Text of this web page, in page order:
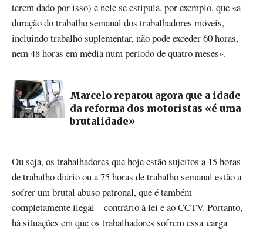
terem dado por isso) e nele se estipula, por exemplo, que «a
duração do trabalho semanal dos trabalhadores móveis,
incluindo trabalho suplementar, não pode exceder 60 horas,
nem 48 horas em média num período de quatro meses».
Marcelo reparou agora que a idade
da reforma dos motoristas «é uma
brutalidade»
Ou seja, os trabalhadores que hoje estão sujeitos a 15 horas
de trabalho diário ou a 75 horas de trabalho semanal estão a
sofrer um brutal abuso patronal, que é também
completamente ilegal – contrário à lei e ao CCTV. Portanto,
há situações em que os trabalhadores sofrem essa carga